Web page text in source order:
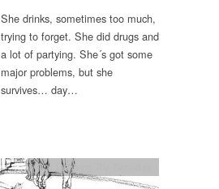
She drinks, sometimes too much,
trying to forget. She did drugs and
a lot of partying. She´s got some
major problems, but she
survives… day…
Tim Lienhard